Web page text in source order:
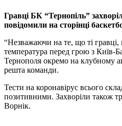
Гравці БК “Тернопіль”
повідомили на сторінці
“Незважаючи на те, що ті гравці,
температура перед грою з Київ-
Тернополя окремо на клубному
решта команди.
Тести на коронавірус всього
позитивними. Захворіли також
Ворнік.